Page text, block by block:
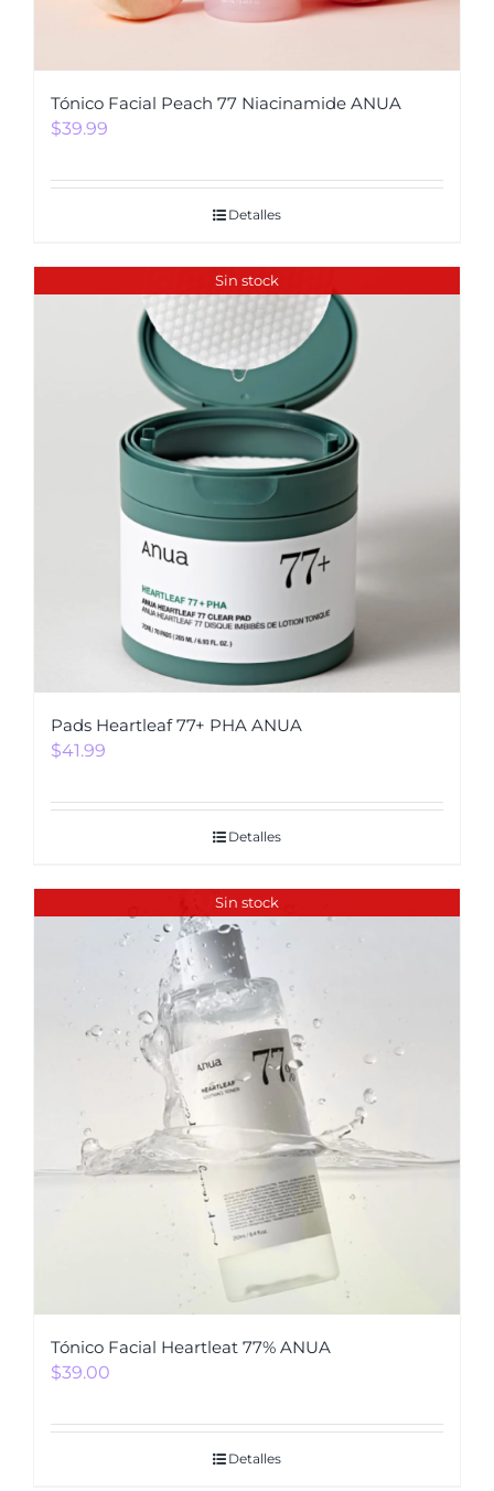
Tónico Facial Peach 77 Niacinamide ANUA
$39.99
Detalles
Sin stock
Pads Heartleaf 77+ PHA ANUA
$41.99
Detalles
Sin stock
Tónico Facial Heartleat 77% ANUA
$39.00
Detalles